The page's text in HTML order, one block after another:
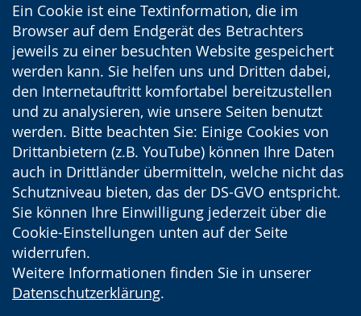
Ein Cookie ist eine Textinformation, die im
Browser auf dem Endgerät des Betrachters
jeweils zu einer besuchten Website gespeichert
werden kann. Sie helfen uns und Dritten dabei,
den Internetauftritt komfortabel bereitzustellen
und zu analysieren, wie unsere Seiten benutzt
werden. Bitte beachten Sie: Einige Cookies von
Drittanbietern (z.B. YouTube) können Ihre Daten
auch in Drittländer übermitteln, welche nicht das
Schutzniveau bieten, das der DS-GVO entspricht.
Sie können Ihre Einwilligung jederzeit über die
Cookie-Einstellungen unten auf der Seite
widerrufen.
Weitere Informationen finden Sie in unserer
Datenschutzerklärung.